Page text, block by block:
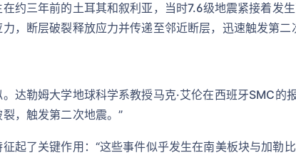
约三年前的土耳其和叙利亚，当时7.6级地震紧接着发
，断层破裂释放应力并传递至邻近断层，迅速触发第二
达勒姆大学地球科学系教授马克·艾伦在西班牙SMC的
，触发第二次地震。”
起了关键作用：“这些事件似乎发生在南美板块与加勒